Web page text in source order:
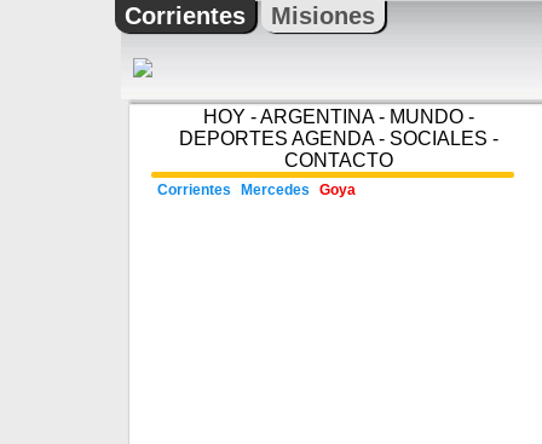
Corrientes Misiones
HOY -ARGENTINA- MUNDO -
DEPORTES AGENDA- SOCIALES -
CONTACTO
Corrientes Mercedes Goya